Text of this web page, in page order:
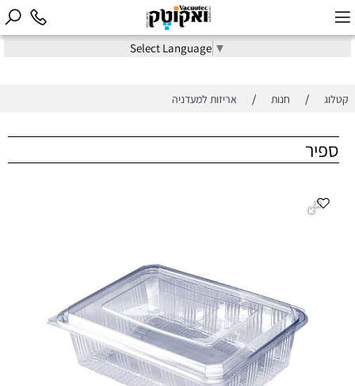
Select Language ▼
קטלוג / חנות / אריזות למעדניה
ספיר